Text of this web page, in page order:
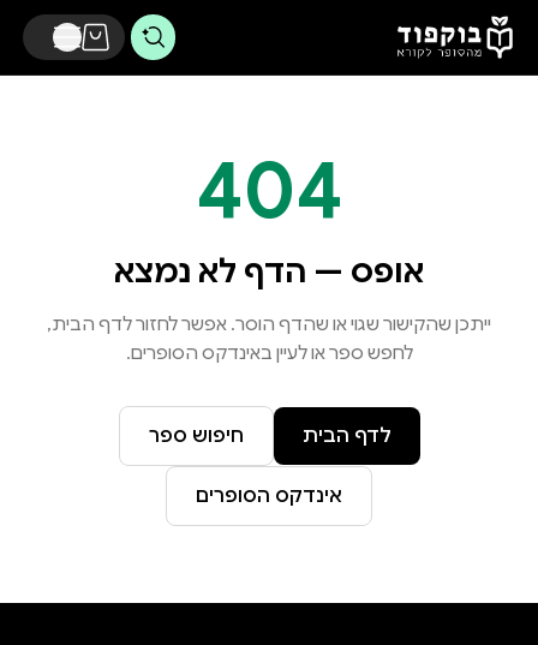
דלג לתוכן הראשי
404
אופס — הדף לא נמצא
ייתכן שהקישור שגוי או שהדף הוסר. אפשר לחזור לדף הבית,
לחפש ספר או לעיין באינדקס הסופרים.
לדף הבית חיפוש ספר
אינדקס הסופרים